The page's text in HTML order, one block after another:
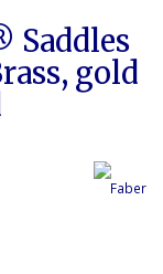
Saddles
gold